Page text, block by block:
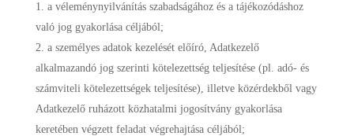
a véleménynyilvánítás szabadságához és a tájékozódáshoz
való jog gyakorlása céljából;
a személyes adatok kezelését előíró, Adatkezelő
alkalmazandó jog szerinti kötelezettség teljesítése (pl. adó- és
számviteli kötelezettségek teljesítése), illetve közérdekből vagy
Adatkezelő ruházott közhatalmi jogosítvány gyakorlása
keretében végzett feladat végrehajtása céljából;